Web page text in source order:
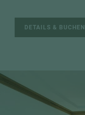
DETAILS & BUCHEN